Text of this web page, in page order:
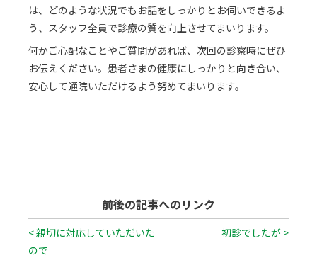
は、どのような状況でもお話をしっかりとお伺いできるよ
う、スタッフ全員で診療の質を向上させてまいります。
何かご心配なことやご質問があれば、次回の診察時にぜひ
お伝えください。患者さまの健康にしっかりと向き合い、
安心して通院いただけるよう努めてまいります。
前後の記事へのリンク
< 親切に対応していただいた
ので
初診でしたが >